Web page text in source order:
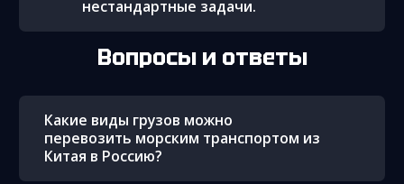
нестандартные задачи.
Вопросы и ответы
Какие виды грузов можно
перевозить морским транспортом из
Китая в Россию?